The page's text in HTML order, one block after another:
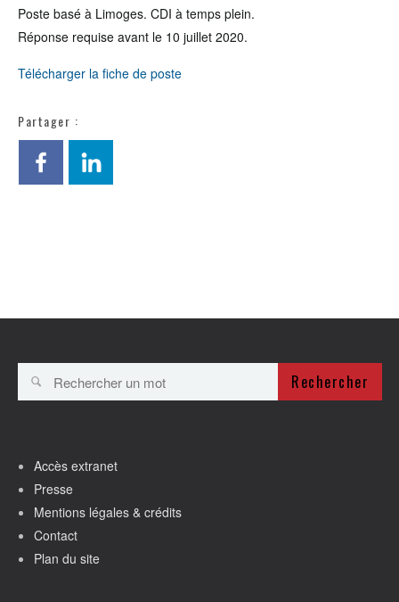
Poste basé à Limoges. CDI à temps plein.
Réponse requise avant le 10 juillet 2020.
Télécharger la fiche de poste
Partager :
Rechercher
Accès extranet
Presse
Mentions légales & crédits
Contact
Plan du site